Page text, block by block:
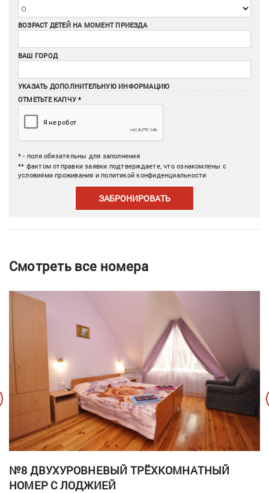
ВОЗРАСТ ДЕТЕЙ НА МОМЕНТ ПРИЕЗДА
ВАШ ГОРОД
УКАЗАТЬ ДОПОЛНИТЕЛЬНУЮ ИНФОРМАЦИЮ
ОТМЕТЬТЕ КАПЧУ *
* - поля обязательны для заполнения
** фактом отправки заявки подтверждаете, что ознакомлены с
условиями проживания и политикой конфиденциальности
ЗАБРОНИРОВАТЬ
Смотреть все номера
№8 ДВУХУРОВНЕВЫЙ ТРЁХКОМНАТНЫЙ
НОМЕР С ЛОДЖИЕЙ